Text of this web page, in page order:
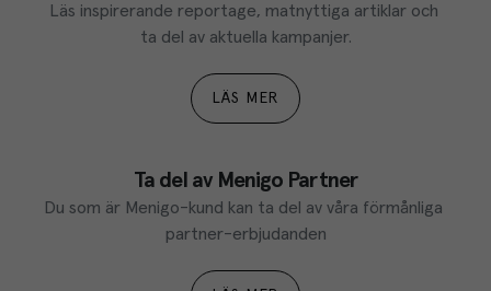
Läs inspirerande reportage, matnyttiga artiklar och
ta del av aktuella kampanjer.
LÄS MER
Ta del av Menigo Partner
Du som är Menigo-kund kan ta del av våra förmånliga
partner-erbjudanden